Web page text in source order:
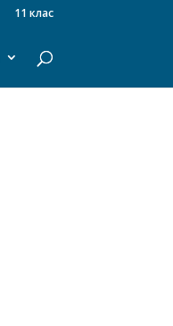
11 клас